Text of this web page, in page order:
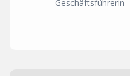
Geschäftsführerin